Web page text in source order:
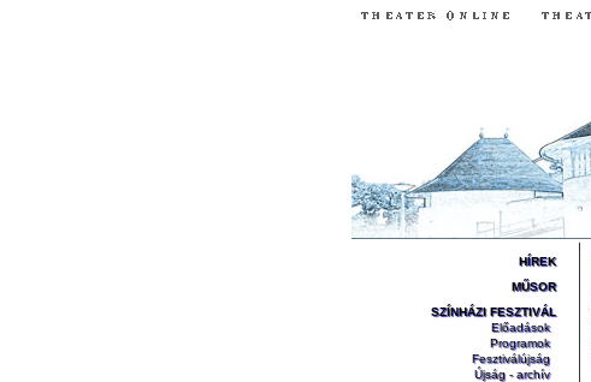
HÍREK
MŰSOR
SZÍNHÁZI FESZTIVÁL
Előadások
Programok
Fesztiválújság
Újság - archív